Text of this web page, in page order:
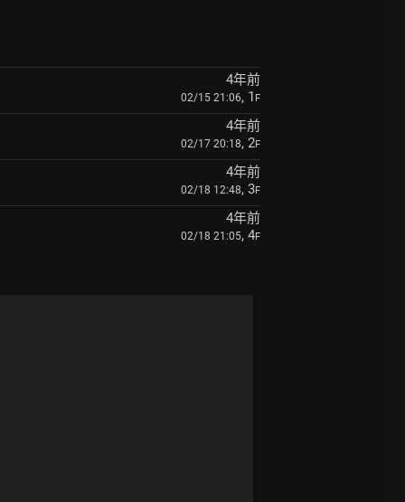
4年前
02/15 21:06, 1 F
4年前
02/17 20:18, 2F
4年前
02/18 12:48, 3F
4年前
02/18 21:05, 4F